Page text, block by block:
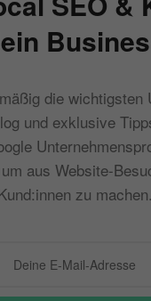
die wichtigsten
und exklusive
aus Website-
zu machen.